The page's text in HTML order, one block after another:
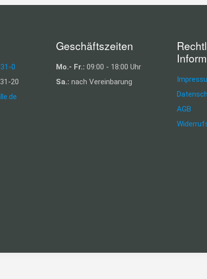
0
20
Geschäftszeiten
Mo.- Fr.: 09:00 - 18:00 Uhr
Sa.: nach Vereinbarung
AGB